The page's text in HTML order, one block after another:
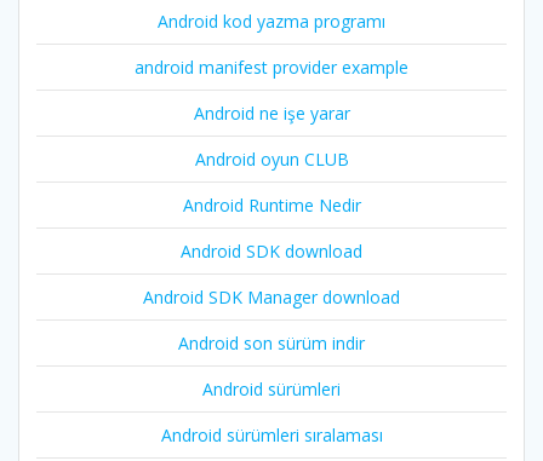
Android kod yazma programı
android manifest provider example
Android ne işe yarar
Android oyun CLUB
Android Runtime Nedir
Android SDK download
Android SDK Manager download
Android son sürüm indir
Android sürümleri
Android sürümleri sıralaması